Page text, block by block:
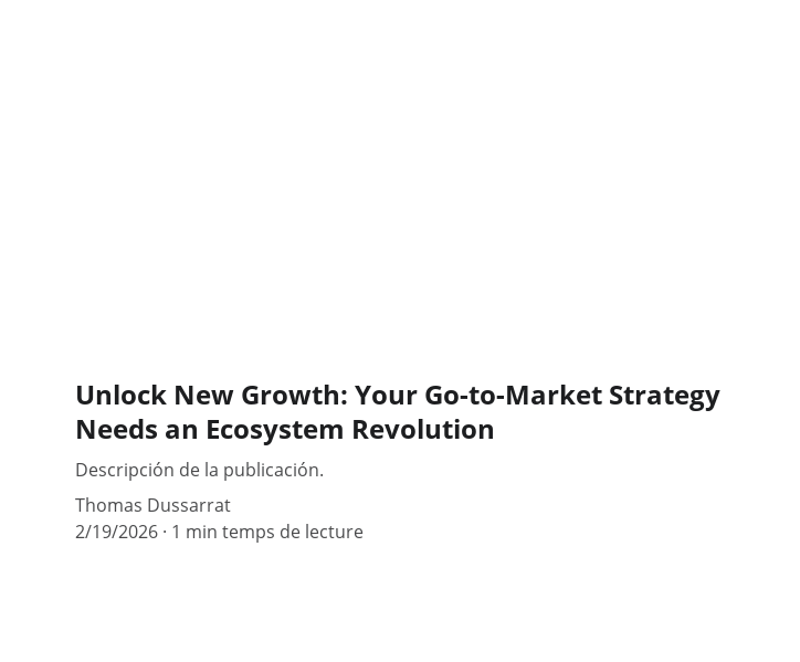
Unlock New Growth: Your Go-to-Market Strategy
Needs an Ecosystem Revolution
Descripción de la publicación.
Thomas Dussarrat
2/19/2026 1 min temps de lecture